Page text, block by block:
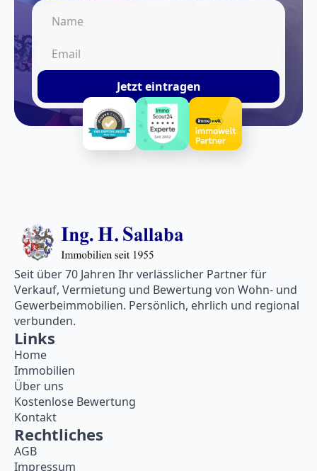
Jetzt eintragen
Seit über 70 Jahren Ihr verlässlicher Partner für
Verkauf, Vermietung und Bewertung von Wohn- und
Gewerbeimmobilien. Persönlich, ehrlich und regional
verbunden.
Links
Home
Immobilien
Über uns
Kostenlose Bewertung
Kontakt
Rechtliches
AGB
Impressum